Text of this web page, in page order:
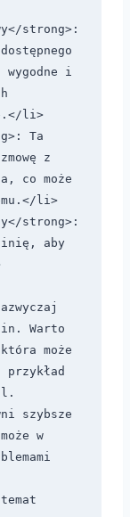
strong>:
i
li>
Ta
z
co może
li>
strong>:
aby
Warto
może
szybsze
w